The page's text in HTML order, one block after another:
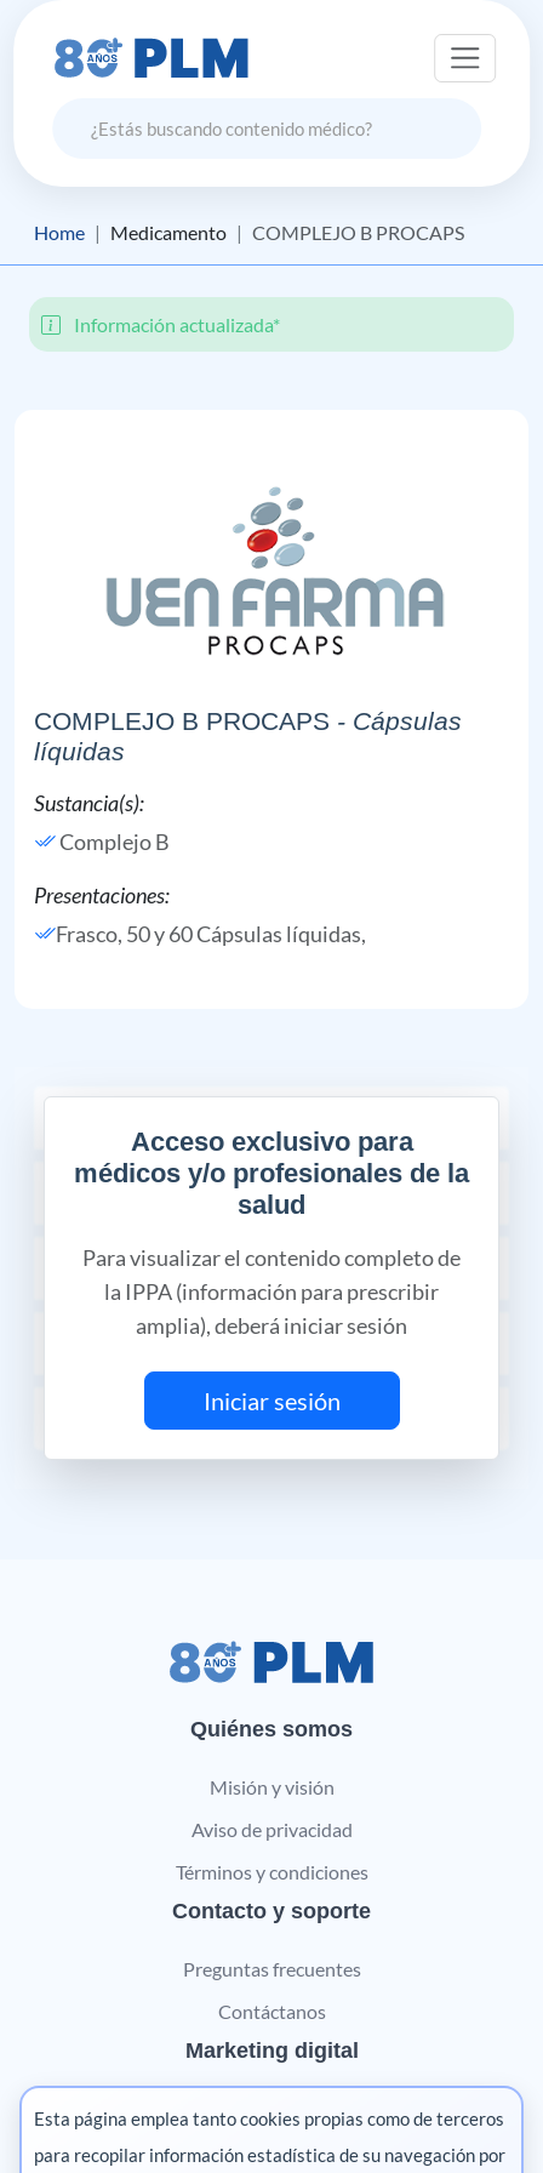
Home Medicamento COMPLEJO B PROCAPS
Información actualizada*
COMPLEJO B PROCAPS - Cápsulas
líquidas
Sustancia(s):
Complejo B
Presentaciones:
Frasco, 50 y 60 Cápsulas líquidas,
Acceso exclusivo para
médicos y/o profesionales de la
salud
Para visualizar el contenido completo de
la IPPA (información para prescribir
amplia), deberá iniciar sesión
Iniciar sesión
INDICACIONES TERAPÉUTICAS
CONTRAINDICACIONES
DOSIS Y VÍA DE ADMINISTRACIÓN
PRESENTACIÓN
Quiénes somos
Misión y visión
Aviso de privacidad
Términos y condiciones
Contacto y soporte
Preguntas frecuentes
Contáctanos
Marketing digital
Pharma
Salud animal
Esta página emplea tanto cookies propias como de terceros
para recopilar información estadística de su navegación por